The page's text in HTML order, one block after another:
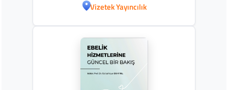
Vizetek Yayıncılık